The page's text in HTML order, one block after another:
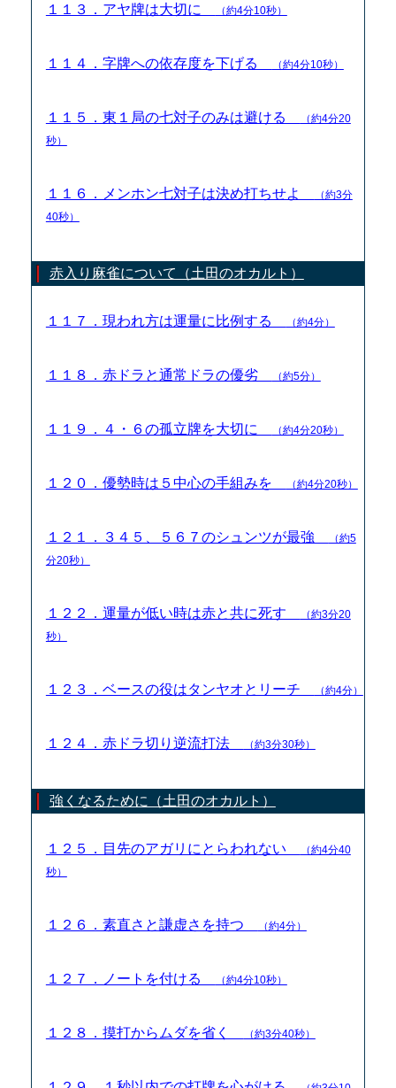
１１３．アヤ牌は大切に （約4分10秒）
１１４．字牌への依存度を下げる （約4分10秒）
１１５．東１局の七対子のみは避ける
（約4分20
秒）
１１６．メンホン七対子は決め打ちせよ
（約3分
40秒）
赤入り麻雀について（土田のオカルト）
１１７．現われ方は運量に比例する （約4分）
１１８．赤ドラと通常ドラの優劣 （約5分）
１１９．４・６の孤立牌を大切に （約4分20秒）
１２０．優勢時は５中心の手組みを （約4分20秒）
１２１．３４５、５６７のシュンツが最強
（約5
分20秒）
１２２．運量が低い時は赤と共に死す
（約3分20
秒）
１２３．ベースの役はタンヤオとリーチ （約4分）
１２４．赤ドラ切り逆流打法 （約3分30秒）
強くなるために（土田のオカルト）
１２５．目先のアガリにとらわれない
（約4分40
秒）
１２６．素直さと謙虚さを持つ （約4分）
１２７．ノートを付ける （約4分10秒）
１２８．摸打からムダを省く （約3分40秒）